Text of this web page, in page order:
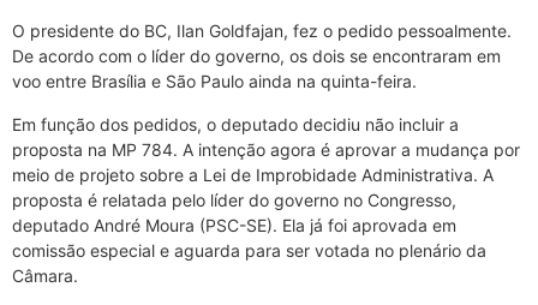
O presidente do BC, Ilan Goldfajan, fez o pedido pessoalmente.
De acordo com o líder do governo, os dois se encontraram em
voo entre Brasília e São Paulo ainda na quinta-feira.
Em função dos pedidos, o deputado decidiu não incluir a
proposta na MP 784. A intenção agora é aprovar a mudança por
meio de projeto sobre a Lei de Improbidade Administrativa. A
proposta é relatada pelo líder do governo no Congresso,
deputado André Moura (PSC-SE). Ela já foi aprovada em
comissão especial e aguarda para ser votada no plenário da
Câmara.